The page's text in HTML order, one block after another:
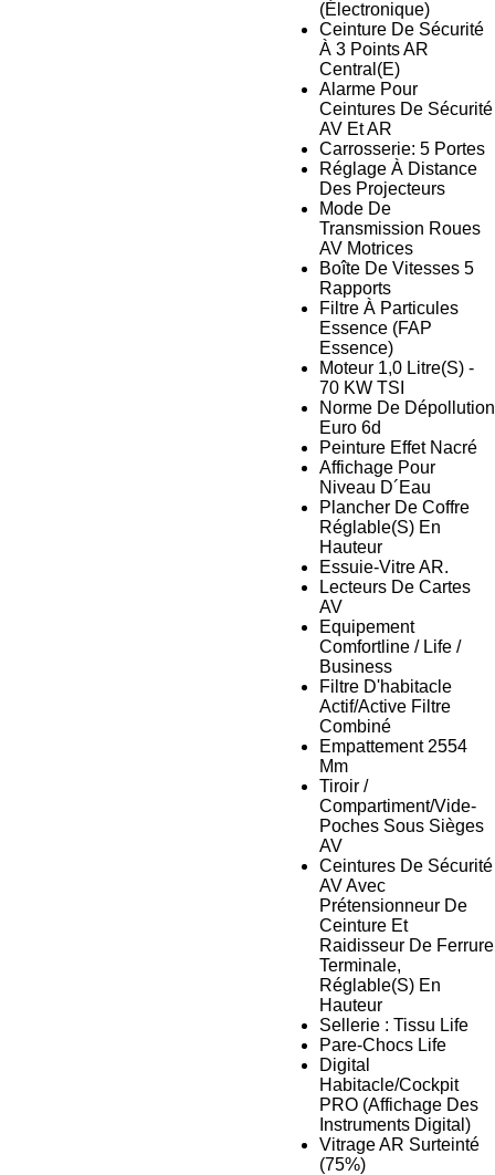
(Électronique)
Ceinture De Sécurité
À 3 Points AR
Central(E)
Alarme Pour
Ceintures De Sécurité
AV Et AR
Carrosserie: 5 Portes
Réglage À Distance
Des Projecteurs
Mode De
Transmission Roues
AV Motrices
Boîte De Vitesses 5
Rapports
Filtre À Particules
Essence (FAP
Essence)
Moteur 1,0 Litre(S) -
70 KW TSI
Norme De Dépollution
Euro 6d
Peinture Effet Nacré
Affichage Pour
Niveau D´Eau
Plancher De Coffre
Réglable(S) En
Hauteur
Essuie-Vitre AR.
Lecteurs De Cartes
AV
Equipement
Comfortline / Life /
Business
Filtre D'habitacle
Actif/Active Filtre
Combiné
Empattement 2554
Mm
Tiroir /
Compartiment/Vide-
Poches Sous Sièges
AV
Ceintures De Sécurité
AV Avec
Prétensionneur De
Ceinture Et
Raidisseur De Ferrure
Terminale,
Réglable(S) En
Hauteur
Sellerie : Tissu Life
Pare-Chocs Life
Digital
Habitacle/Cockpit
PRO (Affichage Des
Instruments Digital)
Vitrage AR Surteinté
(75%)